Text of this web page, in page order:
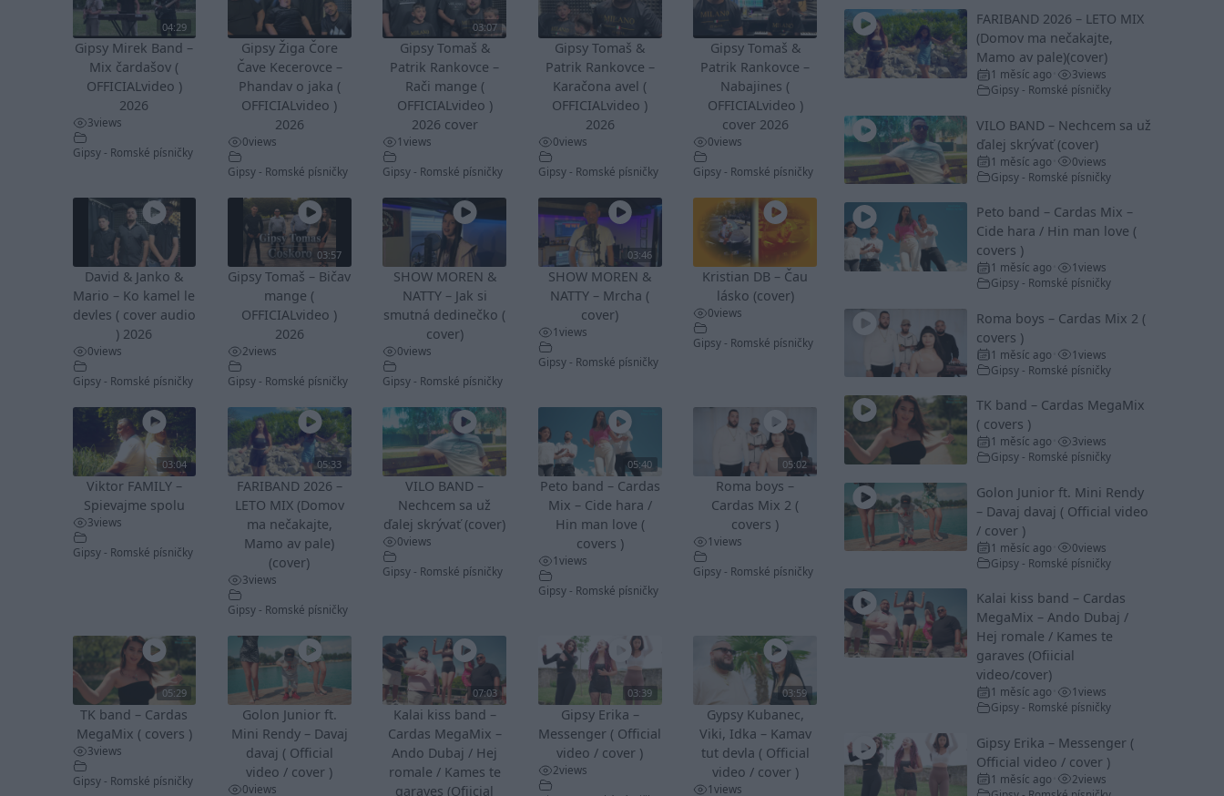
04:29
Gipsy Mirek Band –
Mix čardašov (
OFFICIALvideo )
2026
3views
Gipsy - Romské písničky
Gipsy Žiga Čore
Čave Kecerovce –
Phandav o jaka (
OFFICIALvideo )
2026
0views
Gipsy - Romské písničky
03:07
Gipsy Tomaš &
Patrik Rankovce –
Rači mange (
OFFICIALvideo )
2026 cover
1views
Gipsy - Romské písničky
Gipsy Tomaš &
Patrik Rankovce –
Karačona avel (
OFFICIALvideo )
2026
0views
Gipsy - Romské písničky
Gipsy Tomaš &
Patrik Rankovce –
Nabajines (
OFFICIALvideo )
cover 2026
0views
Gipsy - Romské písničky
David & Janko &
Mario – Ko kamel le
devles ( cover audio
) 2026
0views
Gipsy - Romské písničky
03:57
Gipsy Tomaš – Bičav
mange (
OFFICIALvideo )
2026
2views
Gipsy - Romské písničky
SHOW MOREN &
NATTY – Jak si
smutná dedinečko (
cover)
0views
Gipsy - Romské písničky
03:46
SHOW MOREN &
NATTY – Mrcha (
cover)
1views
Gipsy - Romské písničky
Kristian DB – Čau
lásko (cover)
0views
Gipsy - Romské písničky
03:04
Viktor FAMILY –
Spievajme spolu
3views
Gipsy - Romské písničky
05:33
FARIBAND 2026 –
LETO MIX (Domov
ma nečakajte,
Mamo av pale)
(cover)
3views
Gipsy - Romské písničky
VILO BAND –
Nechcem sa už
ďalej skrývať (cover)
0views
Gipsy - Romské písničky
05:40
Peto band – Cardas
Mix – Cide hara /
Hin man love (
covers )
1views
Gipsy - Romské písničky
05:02
Roma boys –
Cardas Mix 2 (
covers )
1views
Gipsy - Romské písničky
05:29
TK band – Cardas
MegaMix ( covers )
3views
Gipsy - Romské písničky
Golon Junior ft.
Mini Rendy – Davaj
davaj ( Official
video / cover )
0views
07:03
Kalai kiss band –
Cardas MegaMix –
Ando Dubaj / Hej
romale / Kames te
garaves (Ofiicial
03:39
Gipsy Erika –
Messenger ( Official
video / cover )
2views
03:59
Gypsy Kubanec,
Viki, Idka – Kamav
tut devla ( Official
video / cover )
1views
FARIBAND 2026 – LETO MIX
(Domov ma nečakajte,
Mamo av pale)(cover)
1 měsíc ago 3views
Gipsy - Romské písničky
VILO BAND – Nechcem sa už
ďalej skrývať (cover)
1 měsíc ago 0views
Gipsy - Romské písničky
Peto band – Cardas Mix –
Cide hara / Hin man love (
covers )
1 měsíc ago 1views
Gipsy - Romské písničky
Roma boys – Cardas Mix 2 (
covers )
1 měsíc ago 1views
Gipsy - Romské písničky
TK band – Cardas MegaMix
( covers )
1 měsíc ago 3views
Gipsy - Romské písničky
Golon Junior ft. Mini Rendy
– Davaj davaj ( Official video
/ cover )
1 měsíc ago 0views
Gipsy - Romské písničky
Kalai kiss band – Cardas
MegaMix – Ando Dubaj /
Hej romale / Kames te
garaves (Ofiicial
video/cover)
1 měsíc ago 1views
Gipsy - Romské písničky
Gipsy Erika – Messenger (
Official video / cover )
1 měsíc ago 2views